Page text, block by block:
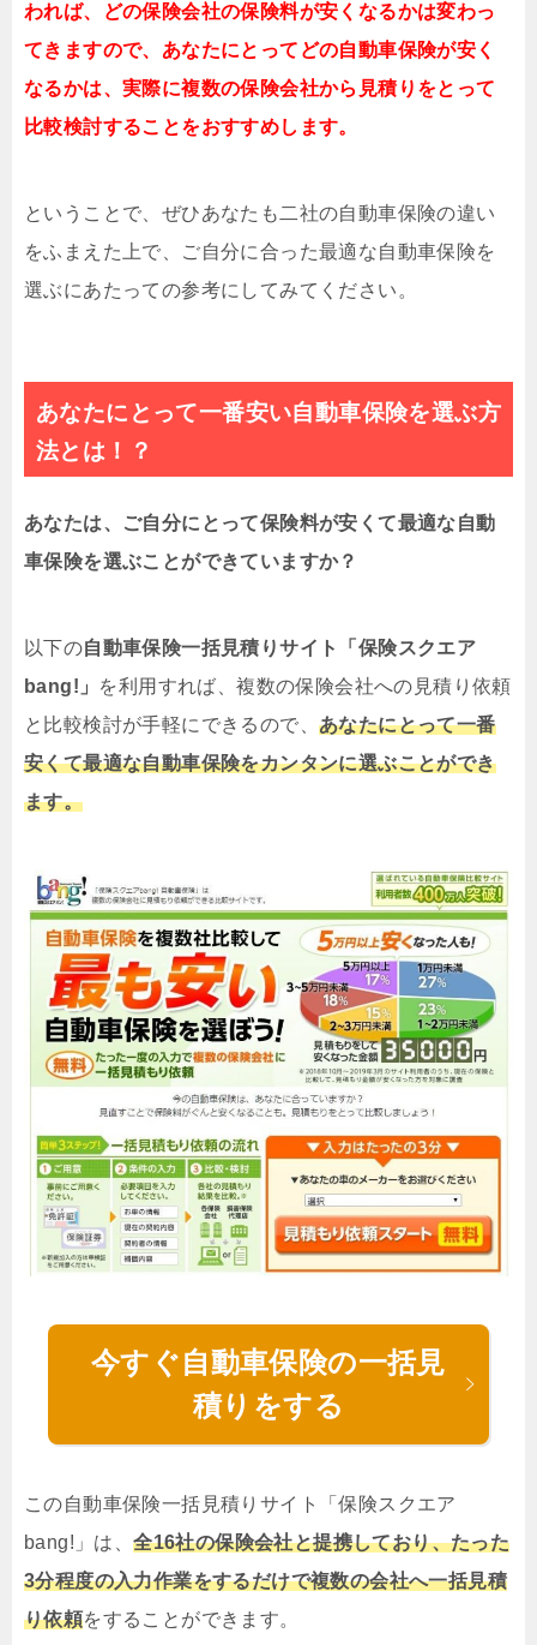
われば、どの保険会社の保険料が安くなるかは変わっ
てきますので、あなたにとってどの自動車保険が安く
なるかは、実際に複数の保険会社から見積りをとって
比較検討することをおすすめします。
ということで、ぜひあなたも二社の自動車保険の違い
をふまえた上で、ご自分に合った最適な自動車保険を
選ぶにあたっての参考にしてみてください。
あなたにとって一番安い自動車保険を選ぶ方
法とは！？
あなたは、ご自分にとって保険料が安くて最適な自動
車保険を選ぶことができていますか？
以下の自動車保険一括見積りサイト「保険スクエア
bang!」 を利用すれば、複数の保険会社への見積り依頼
と比較検討が手軽にできるので、 あなたにとって一番
安くて最適な自動車保険をカンタンに選ぶことができ
ます。
今すぐ自動車保険の一括見
積りをする
この自動車保険一括見積りサイト「保険スクエア
bang!」は、全16社の保険会社と提携しており、たった
3分程度の入力作業をするだけで複数の会社へ一括見積
り依頼をすることができます。